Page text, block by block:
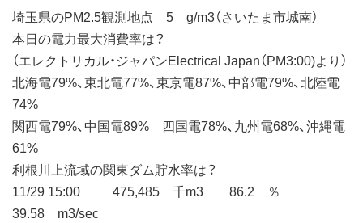
埼玉県のPM2.5観測地点 5 g/m3（さいたま市城南）
本日の電力最大消費率は？
（エレクトリカル・ジャパンElectrical Japan（PM3:00)より）
北海電79%、東北電77%、東京電87%、中部電79%、北陸電
74%
関西電79%、中国電89% 四国電78%、九州電68%、沖縄電
61%
利根川上流域の関東ダム貯水率は？
11/29 15:00 475,485 千m3 86.2 ％
39.58 m3/sec